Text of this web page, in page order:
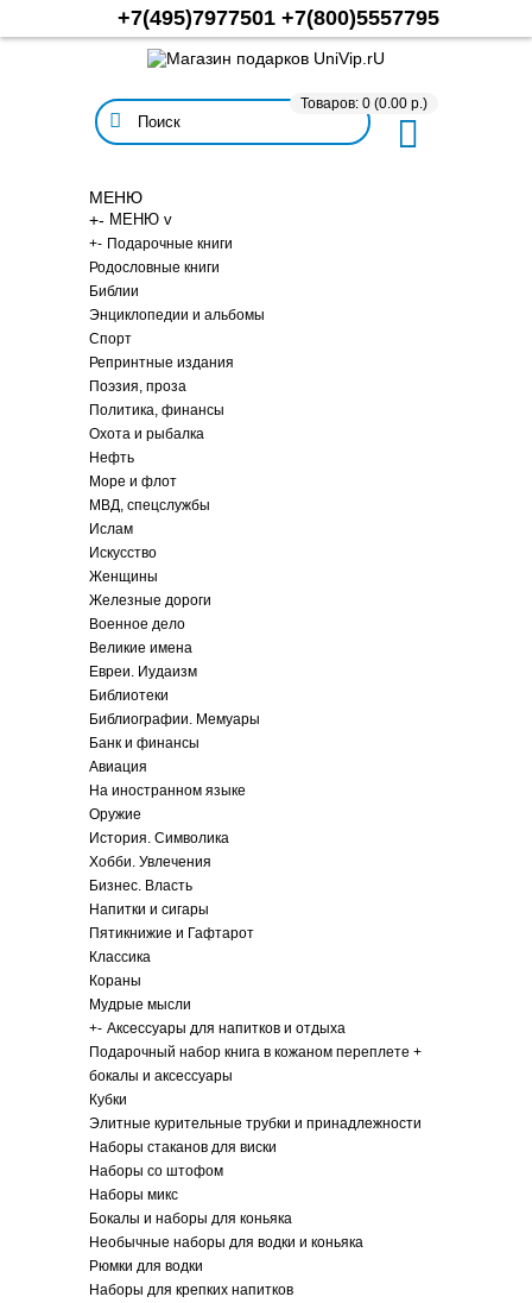
+7(495)7977501 +7(800)5557795
Товаров: 0 (0.00 р.)
МЕНЮ
+- МЕНЮ v
+- Подарочные книги
Родословные книги
Библии
Энциклопедии и альбомы
Спорт
Репринтные издания
Поэзия, проза
Политика, финансы
Охота и рыбалка
Нефть
Море и флот
МВД, спецслужбы
Ислам
Искусство
Женщины
Железные дороги
Военное дело
Великие имена
Евреи. Иудаизм
Библиотеки
Библиографии. Мемуары
Банк и финансы
Авиация
На иностранном языке
Оружие
История. Символика
Хобби. Увлечения
Бизнес. Власть
Напитки и сигары
Пятикнижие и Гафтарот
Классика
Кораны
Мудрые мысли
+- Аксессуары для напитков и отдыха
Подарочный набор книга в кожаном переплете +
бокалы и аксессуары
Кубки
Элитные курительные трубки и принадлежности
Наборы стаканов для виски
Наборы со штофом
Наборы микс
Бокалы и наборы для коньяка
Необычные наборы для водки и коньяка
Рюмки для водки
Наборы для крепких напитков